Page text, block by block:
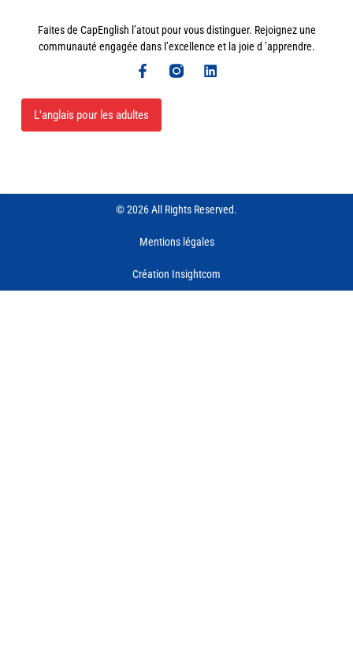
Faites de CapEnglish l’atout pour vous distinguer. Rejoignez une
communauté engagée dans l’excellence et la joie d ’apprendre.
L'anglais pour les adultes
© 2026 All Rights Reserved.
Mentions légales
Création Insightcom